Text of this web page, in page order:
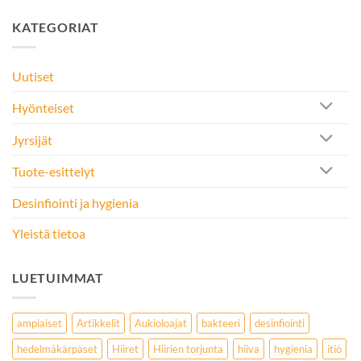
KATEGORIAT
Uutiset
Hyönteiset
Jyrsijät
Tuote-esittelyt
Desinfiointi ja hygienia
Yleistä tietoa
LUETUIMMAT
ampiaiset Artikkelit Aukioloajat bakteeri
desinfiointi
hedelmäkärpäset
Hiiret Hiirien torjunta hiiva hygienia itiö